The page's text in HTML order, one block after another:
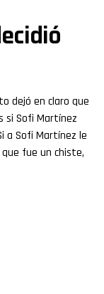
dejó en claro que
si Sofi Martínez
a Sofi Martínez le
fue un chiste,